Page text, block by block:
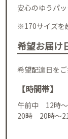
安心のゆうパッ
※170サイズを
希望お届け
希望配達日をご
【時間帯】
午前中 12時
20時 20時～